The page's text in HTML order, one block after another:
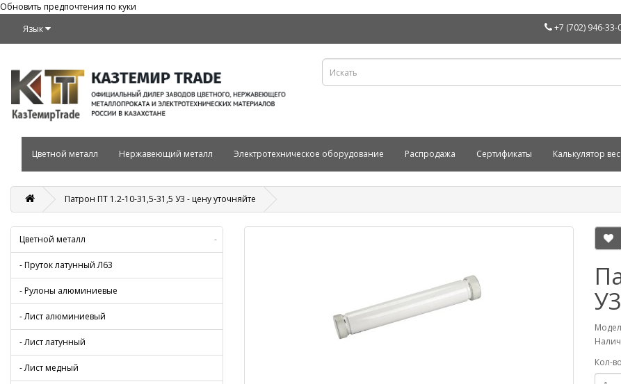
Обновить предпочтения по куки
Язык
+7 (702) 946-33-
Цветной металл Нержавеющий металл Электротехническое оборудование Распродажа Сертификаты Калькулятор
Патрон ПТ 1.2-10-31,5-31,5 У3 - цену уточняйте
Цветной металл -
- Пруток латунный Л63
- Рулоны алюминиевые
- Лист алюминиевый
- Лист латунный
- Лист медный
Кол-во